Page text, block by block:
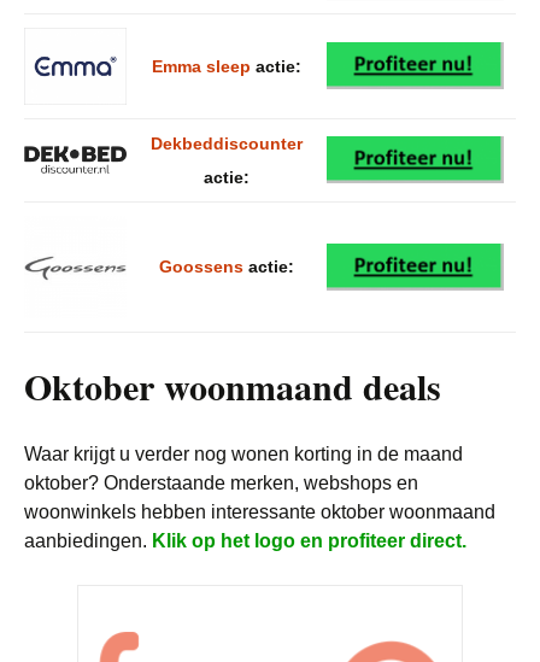
Emma sleep actie:
Dekbeddiscounter
actie:
Goossens actie:
Oktober woonmaand deals
Waar krijgt u verder nog wonen korting in de maand
oktober? Onderstaande merken, webshops en
woonwinkels hebben interessante oktober woonmaand
aanbiedingen. Klik op het logo en profiteer direct.